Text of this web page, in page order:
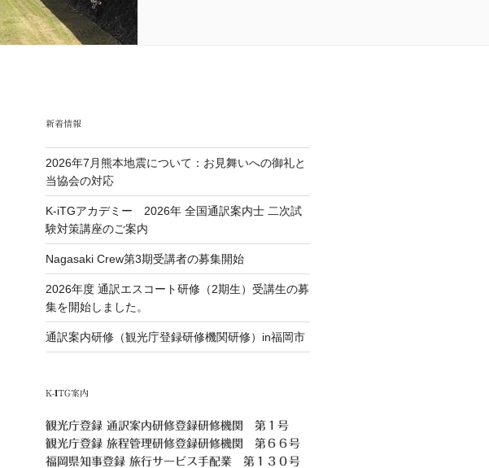
新着情報
2026年7月熊本地震について：お見舞いへの御礼と
当協会の対応
K-iTGアカデミー 2026年 全国通訳案内士 二次試
験対策講座のご案内
Nagasaki Crew第3期受講者の募集開始
2026年度 通訳エスコート研修（2期生）受講生の募
集を開始しました。
通訳案内研修（観光庁登録研修機関研修）in福岡市
K-ITG案内
観光庁登録 通訳案内研修登録研修機関 第１号
観光庁登録 旅程管理研修登録研修機関 第６６号
福岡県知事登録 旅行サービス手配業 第１３０号